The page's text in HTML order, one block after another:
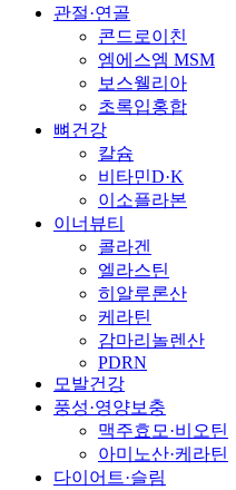
관절·연골
콘드로이친
엠에스엠 MSM
보스웰리아
초록입홍합
뼈건강
칼슘
비타민D·K
이소플라본
이너뷰티
콜라겐
엘라스틴
히알루론산
케라틴
감마리놀렌산
PDRN
모발건강
풍성·영양보충
맥주효모·비오틴
아미노산·케라틴
다이어트·슬림